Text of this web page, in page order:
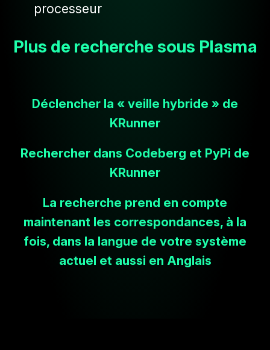
processeur
Plus de recherche sous Plasma
Déclencher la « veille hybride » de
KRunner
Rechercher dans Codeberg et PyPi de
KRunner
La recherche prend en compte
maintenant les correspondances, à la
fois, dans la langue de votre système
actuel et aussi en Anglais